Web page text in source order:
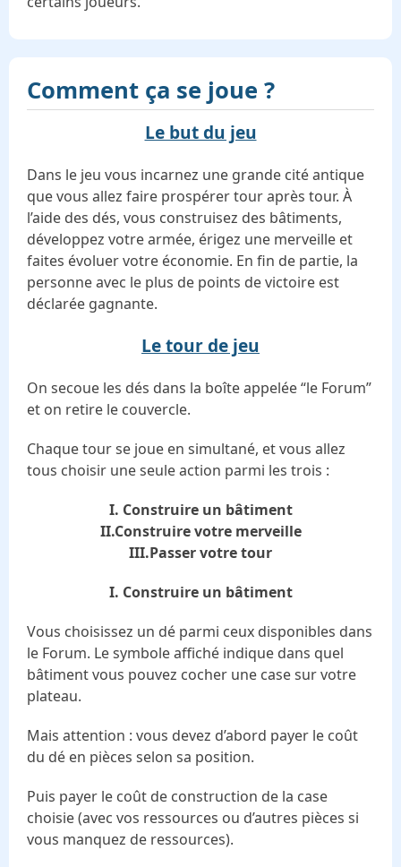
Comment ça se joue ?
Le but du jeu
Dans le jeu vous incarnez une grande cité antique
que vous allez faire prospérer tour après tour. À
l’aide des dés, vous construisez des bâtiments,
développez votre armée, érigez une merveille et
faites évoluer votre économie. En fin de partie, la
personne avec le plus de points de victoire est
déclarée gagnante.
Le tour de jeu
On secoue les dés dans la boîte appelée “le Forum”
et on retire le couvercle.
Chaque tour se joue en simultané, et vous allez
tous choisir une seule action parmi les trois :
I. Construire un bâtiment
II.Construire votre merveille
III.Passer votre tour
I. Construire un bâtiment
Vous choisissez un dé parmi ceux disponibles dans
le Forum. Le symbole affiché indique dans quel
bâtiment vous pouvez cocher une case sur votre
plateau.
Mais attention : vous devez d’abord payer le coût
du dé en pièces selon sa position.
Puis payer le coût de construction de la case
choisie (avec vos ressources ou d’autres pièces si
vous manquez de ressources).